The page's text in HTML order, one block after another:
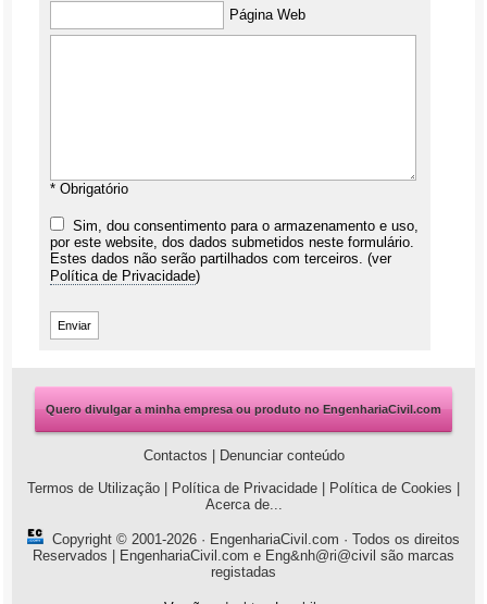
Página Web
* Obrigatório
Sim, dou consentimento para o armazenamento e uso,
por este website, dos dados submetidos neste formulário.
Estes dados não serão partilhados com terceiros. (ver
Política de Privacidade)
Quero divulgar a minha empresa ou produto no EngenhariaCivil.com
Contactos
Denunciar conteúdo
Termos de Utilização
Política de Privacidade Política de Cookies
Acerca de...
Copyright © 2001-2026 · EngenhariaCivil.com · Todos os direitos
Reservados | EngenhariaCivil.com e Eng&nh@ri@civil são marcas
registadas